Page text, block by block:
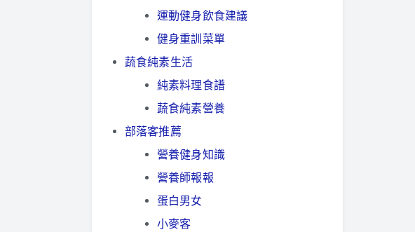
運動健身飲食建議
健身重訓菜單
蔬食純素生活
純素料理食譜
蔬食純素營養
部落客推薦
營養健身知識
營養師報報
蛋白男女
小麥客